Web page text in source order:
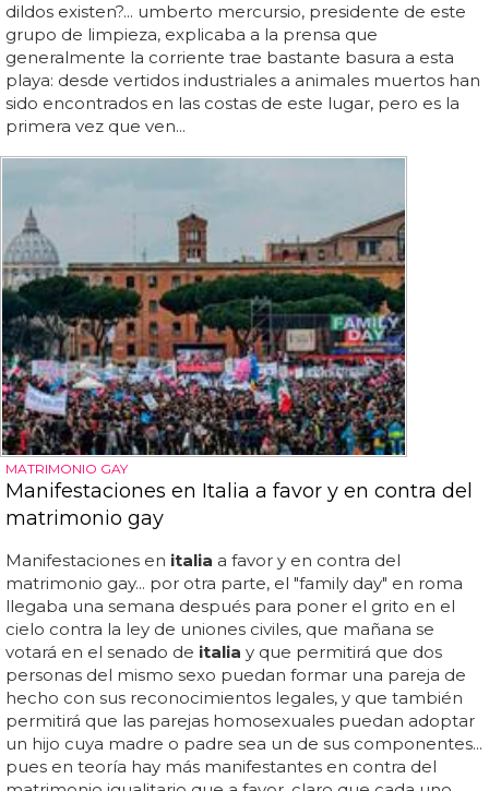
dildos existen?... umberto mercursio, presidente de este
grupo de limpieza, explicaba a la prensa que
generalmente la corriente trae bastante basura a esta
playa: desde vertidos industriales a animales muertos han
sido encontrados en las costas de este lugar, pero es la
primera vez que ven...
MATRIMONIO GAY
Manifestaciones en Italia a favor y en contra del
matrimonio gay
Manifestaciones en italia a favor y en contra del
matrimonio gay... por otra parte, el "family day" en roma
llegaba una semana después para poner el grito en el
cielo contra la ley de uniones civiles, que mañana se
votará en el senado de italia y que permitirá que dos
personas del mismo sexo puedan formar una pareja de
hecho con sus reconocimientos legales, y que también
permitirá que las parejas homosexuales puedan adoptar
un hijo cuya madre o padre sea un de sus componentes...
pues en teoría hay más manifestantes en contra del